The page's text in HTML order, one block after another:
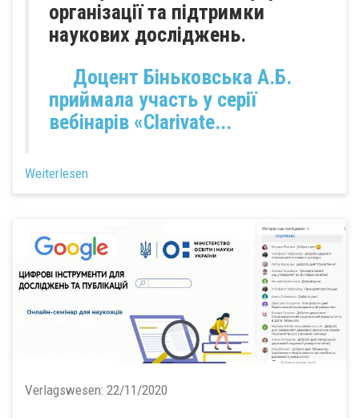
організації та підтримки
наукових досліджень.
Доцент Біньковська А.Б.
приймала участь у серії
вебінарів «Clarivate...
Weiterlesen
Verlagswesen: 22/11/2020